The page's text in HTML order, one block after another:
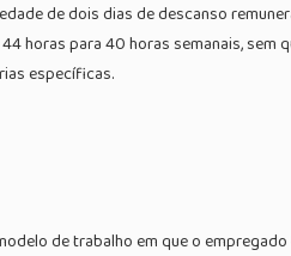
de dois dias de descanso
horas para 40 horas semanais,
específicas.
de trabalho em que o